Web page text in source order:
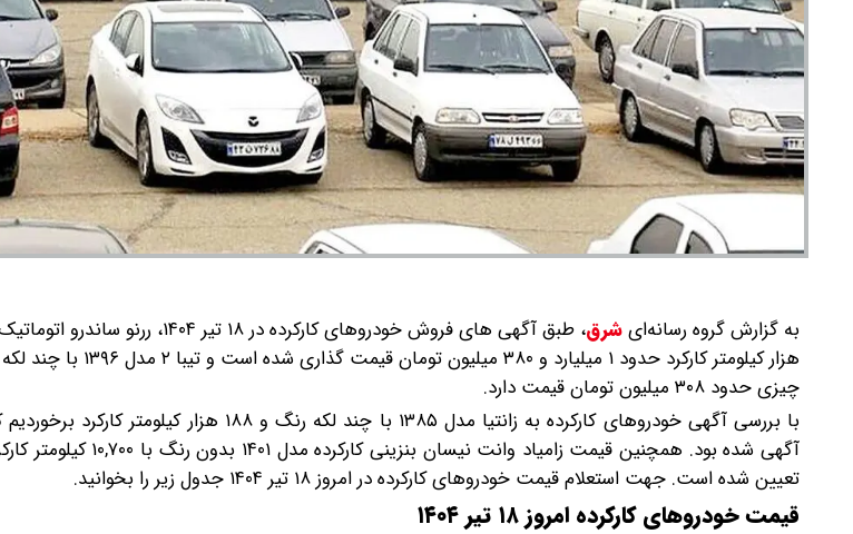
به گزارش گروه رسانه‌ایشرق،
چیزی حدود ۳۰۸ میلیون تومان قیمت دارد.
تعیین شده است. جهت استعلام قیمت خودروهای کارکرده در امروز ۱۸ تیر ۱۴۰۴ جدول زیر را بخوانید.
قیمت خودروهای کارکرده امروز ۱۸ تیر ۱۴۰۴